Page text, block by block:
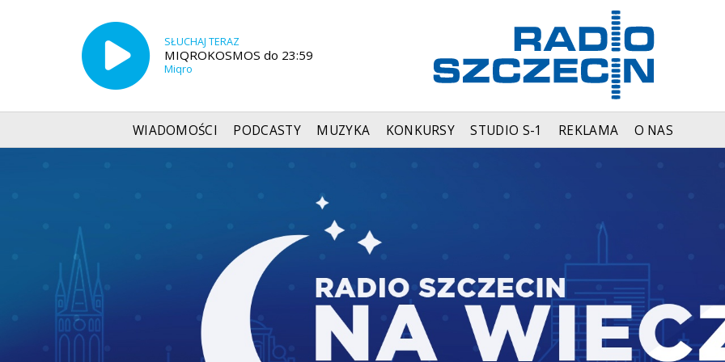
SŁUCHAJ TERAZ
MIQROKOSMOS do 23:59
Miqro
WIADOMOŚCI PODCASTY MUZYKA KONKURSY STUDIO S-1 REKLAMA O NAS